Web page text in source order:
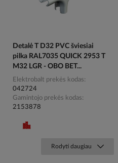
Detalė T D32 PVC šviesiai
pilka RAL7035 QUICK 2953 T
M32 LGR - OBO BET...
Elektrobalt prekės kodas
042724
Gamintojo prekės kodas
2153878
Rodyti daugiau